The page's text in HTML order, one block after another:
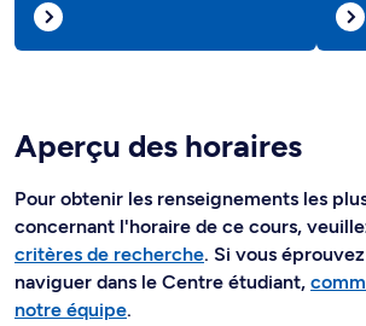
Aperçu des horaires
Pour obtenir les renseignements les
concernant l'horaire de ce cours,
critères de recherche. Si vous
naviguer dans le Centre étudiant,
notre équipe.